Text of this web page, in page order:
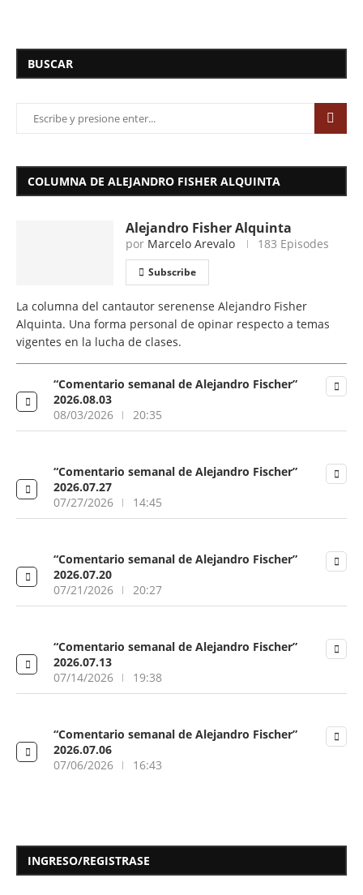
BUSCAR
COLUMNA DE ALEJANDRO FISHER ALQUINTA
Alejandro Fisher Alquinta
por Marcelo Arevalo 183 Episodes
Subscribe
La columna del cantautor serenense Alejandro Fisher
Alquinta. Una forma personal de opinar respecto a temas
vigentes en la lucha de clases.
“Comentario semanal de Alejandro Fischer”
2026.08.03
08/03/2026
20:35
“Comentario semanal de Alejandro Fischer”
2026.07.27
07/27/2026
14:45
“Comentario semanal de Alejandro Fischer”
2026.07.20
07/21/2026
20:27
“Comentario semanal de Alejandro Fischer”
2026.07.13
07/14/2026
19:38
“Comentario semanal de Alejandro Fischer”
2026.07.06
07/06/2026
16:43
INGRESO/REGISTRASE